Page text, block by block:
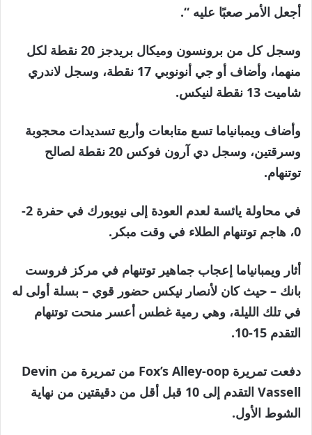
أجعل الأمر صعبًا عليه “.
وسجل كل من برونسون وميكال بريدجز 20 نقطة لكل
منهما، وأضاف أو جي أنونوبي 17 نقطة، وسجل لاندري
شاميت 13 نقطة لنيكس.
وأضاف ويمبانياما تسع متابعات وأربع تسديدات محجوبة
وسرقتين، وسجل دي آرون فوكس 20 نقطة لصالح
توتنهام.
في محاولة يائسة لعدم العودة إلى نيويورك في حفرة 2-
0، هاجم توتنهام الطلاء في وقت مبكر.
أثار ويمبانياما إعجاب جماهير توتنهام في مركز فروست
بانك – حيث كان لأنصار نيكس حضور قوي – بسلة أولى له
في تلك الليلة، وهي رمية غطس أعسر منحت توتنهام
التقدم 15-10.
دفعت تمريرة Fox’s Alley-oop من تمريرة من Devin
Vassell التقدم إلى 10 قبل أقل من دقيقتين من نهاية
الشوط الأول.